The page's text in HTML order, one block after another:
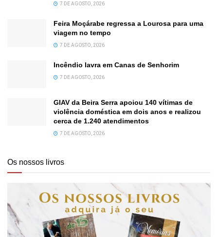
7 DE AGOSTO, 2026
Feira Moçárabe regressa a Lourosa para uma
viagem no tempo
7 DE AGOSTO, 2026
Incêndio lavra em Canas de Senhorim
7 DE AGOSTO, 2026
GIAV da Beira Serra apoiou 140 vítimas de
violência doméstica em dois anos e realizou
cerca de 1.240 atendimentos
7 DE AGOSTO, 2026
Os nossos livros